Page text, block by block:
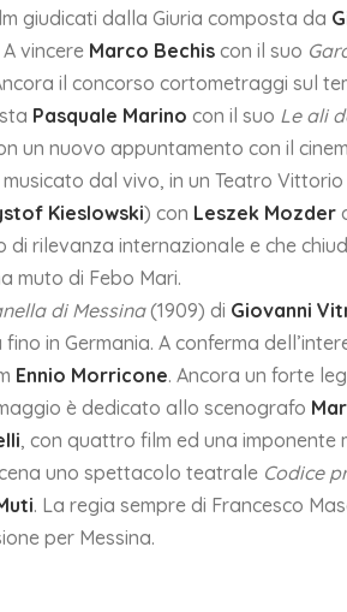
giudicati dalla Giuria composta da
A vincere Marco Bechis con il suo
il concorso cortometraggi sul
Pasquale Marino con il suo Le ali
un nuovo appuntamento con il
dal vivo, in un Teatro Vittorio
Kieslowski) con Leszek Mozder
rilevanza internazionale e che
muto di Febo Mari.
di Messina(1909) di Giovanni
in Germania. A conferma
Ennio Morricone. Ancora un forte
è dedicato allo scenografo
, con quattro film ed una imponente
uno spettacolo teatrale Codice
. La regia sempre di Francesco
per Messina.